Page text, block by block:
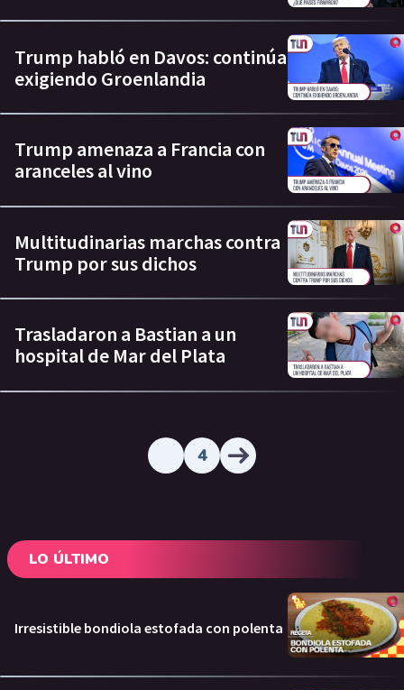
Trump habló en Davos: continúa
exigiendo Groenlandia
Trump amenaza a Francia con
aranceles al vino
Multitudinarias marchas contra
Trump por sus dichos
Trasladaron a Bastian a un
hospital de Mar del Plata
4
LO ÚLTIMO
Irresistible bondiola estofada con polenta